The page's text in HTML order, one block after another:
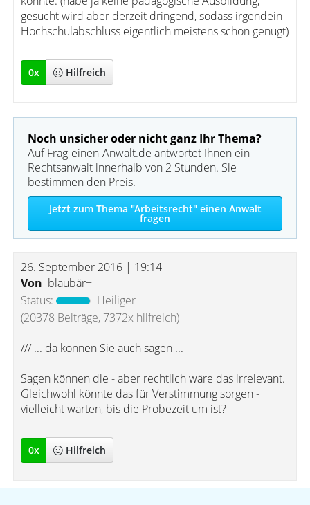
gesucht wird aber derzeit dringend, sodass irgendein
Hochschulabschluss eigentlich meistens schon genügt)
0x Hilfreich
Noch unsicher oder nicht ganz Ihr Thema?
Auf Frag-einen-Anwalt.de antwortet Ihnen ein
Rechtsanwalt innerhalb von 2 Stunden. Sie
bestimmen den Preis.
Jetzt zum Thema "Arbeitsrecht" einen Anwalt
fragen
26. September 2016 | 19:14
Von blaubär+
Status:
Heiliger
(20378 Beiträge, 7372x hilfreich)
/// ... da können Sie auch sagen ...
Sagen können die - aber rechtlich wäre das irrelevant.
Gleichwohl könnte das für Verstimmung sorgen -
vielleicht warten, bis die Probezeit um ist?
0x Hilfreich